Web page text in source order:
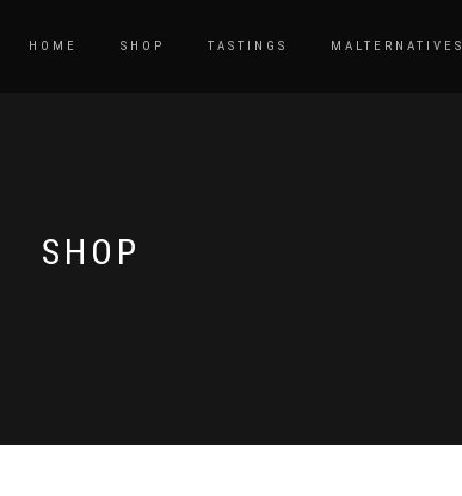
HOME SHOP TASTINGS MALTERNATIVES
SHOP